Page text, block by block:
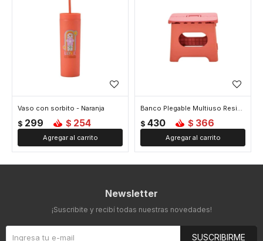
Vaso con sorbito - Naranja
$ 299 $ 254
Banco Plegable Multiuso Resistente - Naranja
$ 430 $ 366
Newsletter
¡Suscribite y recibí todas nuestras novedades!
SUSCRIBIRME